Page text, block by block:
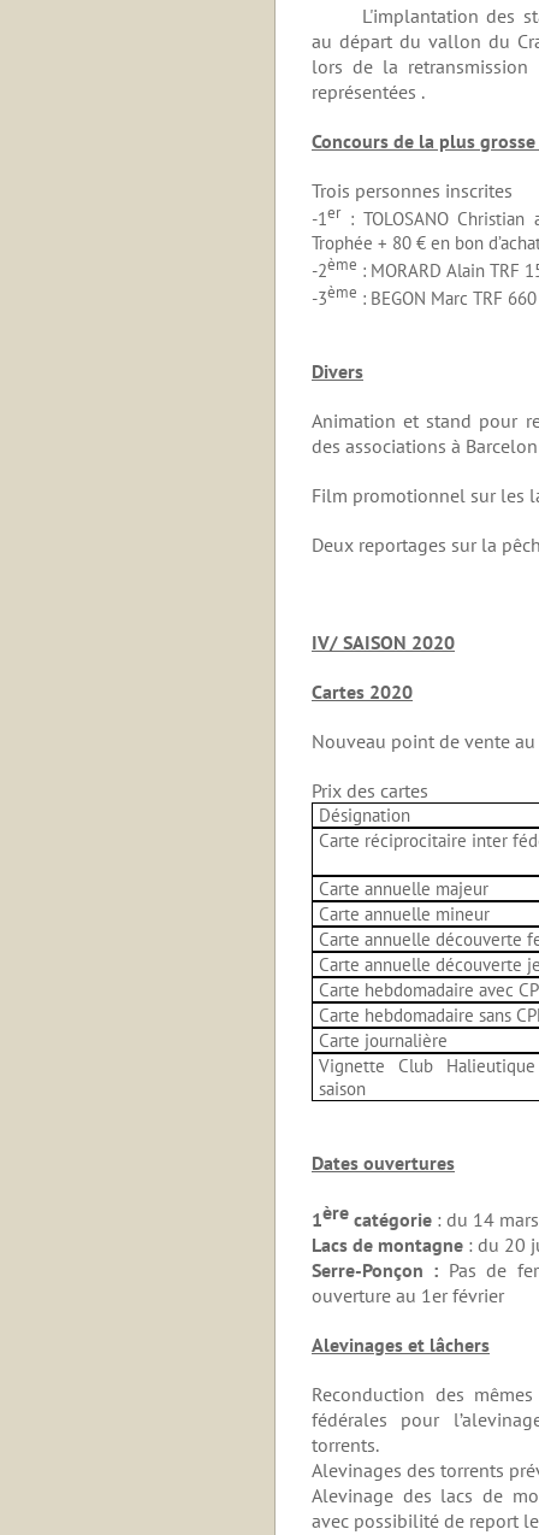
L'implantation des
au départ du vallon du
lors de la retransmission
représentées .
Concours de la plus
Trois personnes inscrites
-1er: TOLOSANO
Trophée + 80 € en bon
-2ème : MORARD Alain TRF
-3ème : BEGON Marc TRF
Divers
Animation et stand pour
des associations à
Film promotionnel sur les
Deux reportages sur la
IV/ SAISON 2020
Cartes 2020
Nouveau point de vente
Prix des cartes
Désignation
Carte réciprocitaire inter
Carte annuelle majeur
Carte annuelle mineur
Carte annuelle découverte
Carte annuelle découverte
Carte hebdomadaire avec
Carte hebdomadaire sans
Carte journalière
Vignette Club
saison
Dates ouvertures
1èrecatégorie : du 14
Lacs de montagne : du 20
Serre-Ponçon : Pas de
ouverture au 1er février
Alevinages et lâchers
Reconduction des
fédérales pour
torrents.
Alevinages des torrents
Alevinage des lacs de
avec possibilité de report